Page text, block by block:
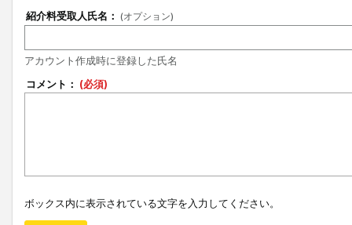
紹介料受取人氏名： (オプション)
アカウント作成時に登録した氏名
コメント： (必須)
ボックス内に表示されている文字を入力してください。